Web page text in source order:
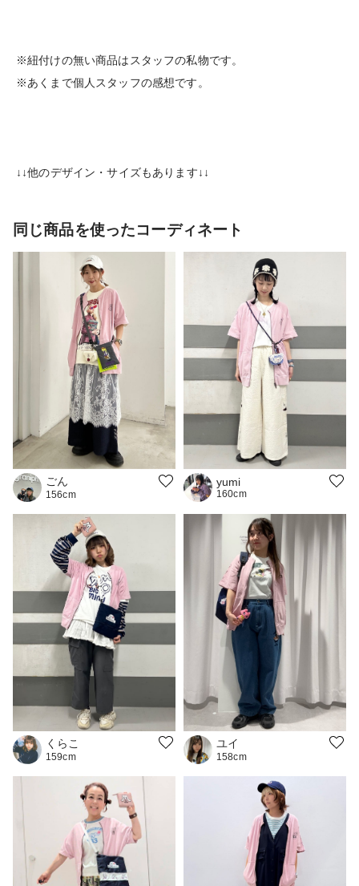
※紐付けの無い商品はスタッフの私物です。
※あくまで個人スタッフの感想です。
↓↓他のデザイン・サイズもあります↓↓
同じ商品を使ったコーディネート
ごん
156cm
yumi
160cm
くらこ
159cm
ユイ
158cm